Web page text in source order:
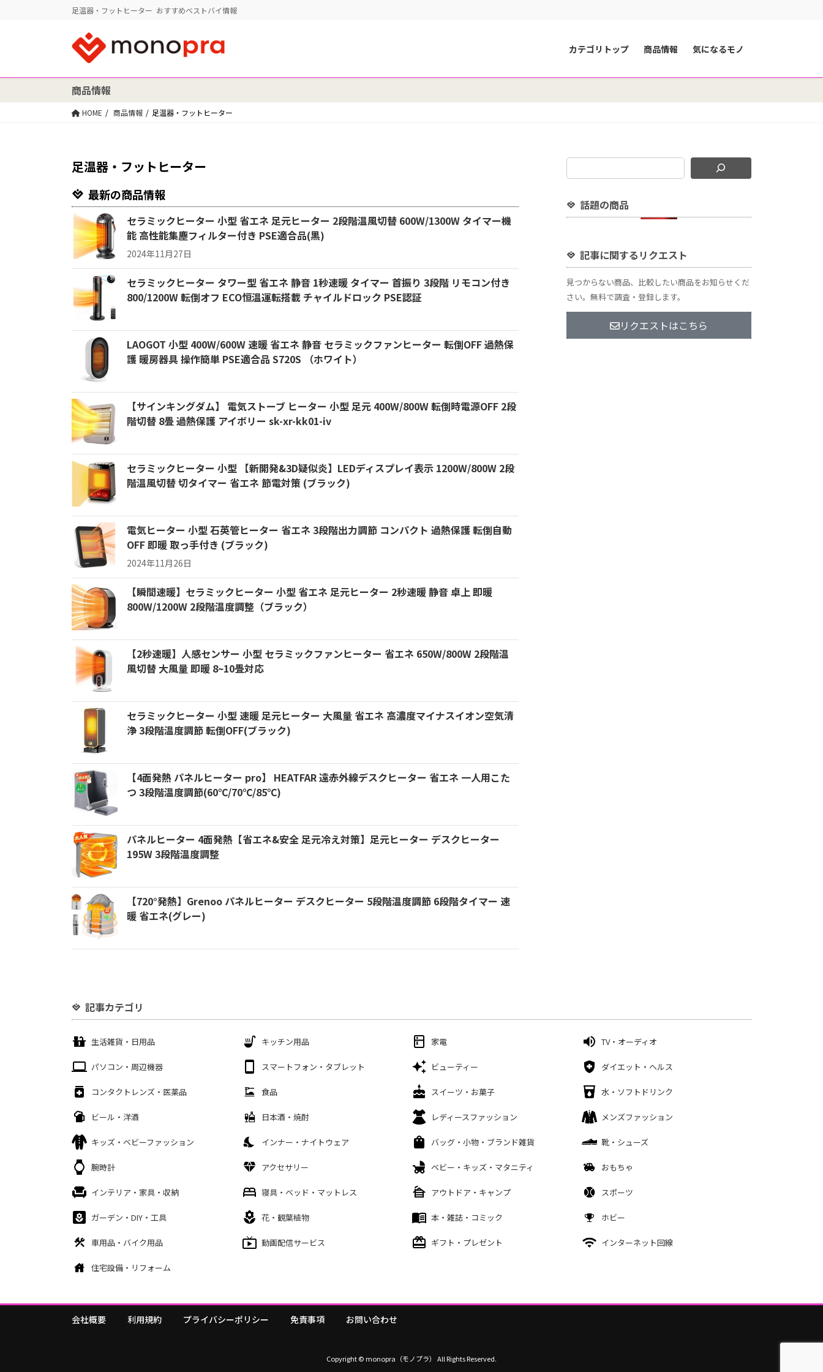
足温器・フットヒーター おすすめベストバイ情報
カテゴリトップ 商品情報 気になるモノ
商品情報
HOME 商品情報 足温器・フットヒーター
足温器・フットヒーター
最新の商品情報
セラミックヒーター 小型 省エネ 足元ヒーター 2段階温風切替 600W/1300W タイマー機
能 高性能集塵フィルター付き PSE適合品(黒)
2024年11月27日
セラミックヒーター タワー型 省エネ 静音 1秒速暖 タイマー 首振り 3段階 リモコン付き
800/1200W 転倒オフ ECO恒温運転搭載 チャイルドロック PSE認証
LAOGOT 小型 400W/600W 速暖 省エネ 静音 セラミックファンヒーター 転倒OFF 過熱保
護 暖房器具 操作簡単 PSE適合品 S720S （ホワイト）
【サインキングダム】 電気ストーブ ヒーター 小型 足元 400W/800W 転倒時電源OFF 2段
階切替 8畳 過熱保護 アイボリー sk-xr-kk01-iv
セラミックヒーター 小型 【新開発&3D疑似炎】LEDディスプレイ表示 1200W/800W 2段
階温風切替 切タイマー 省エネ 節電対策 (ブラック)
電気ヒーター 小型 石英管ヒーター 省エネ 3段階出力調節 コンパクト 過熱保護 転倒自動
OFF 即暖 取っ手付き (ブラック)
2024年11月26日
【瞬間速暖】セラミックヒーター 小型 省エネ 足元ヒーター 2秒速暖 静音 卓上 即暖
800W/1200W 2段階温度調整（ブラック）
【2秒速暖】人感センサー 小型 セラミックファンヒーター 省エネ 650W/800W 2段階温
風切替 大風量 即暖 8~10畳対応
セラミックヒーター 小型 速暖 足元ヒーター 大風量 省エネ 高濃度マイナスイオン空気清
浄 3段階温度調節 転倒OFF(ブラック)
【4面発熱 パネルヒーター pro】 HEATFAR 遠赤外線デスクヒーター 省エネ 一人用こた
つ 3段階温度調節(60℃/70℃/85℃)
パネルヒーター 4面発熱【省エネ&安全 足元冷え対策】足元ヒーター デスクヒーター
195W 3段階温度調整
【720°発熱】Grenoo パネルヒーター デスクヒーター 5段階温度調節 6段階タイマー 速
暖 省エネ(グレー)
話題の商品
記事に関するリクエスト
見つからない商品、比較したい商品をお知らせくだ
さい。無料で調査・登録します。
リクエストはこちら
記事カテゴリ
生活雑貨・日用品 キッチン用品 家電 TV・オーディオ
パソコン・周辺機器 スマートフォン・タブレット ビューティー ダイエット・ヘルス
コンタクトレンズ・医薬品 食品 スイーツ・お菓子 水・ソフトドリンク
ビール・洋酒 日本酒・焼酎 レディースファッション メンズファッション
キッズ・ベビーファッション インナー・ナイトウェア バッグ・小物・ブランド雑貨 靴・シューズ
腕時計 アクセサリー ベビー・キッズ・マタニティ おもちゃ
インテリア・家具・収納 寝具・ベッド・マットレス アウトドア・キャンプ スポーツ
ガーデン・DIY・工具 花・観葉植物 本・雑誌・コミック ホビー
車用品・バイク用品 動画配信サービス ギフト・プレゼント インターネット回線
住宅設備・リフォーム
会社概要 利用規約 プライバシーポリシー 免責事項 お問い合わせ
Copyright © monopra（モノプラ） All Rights Reserved.